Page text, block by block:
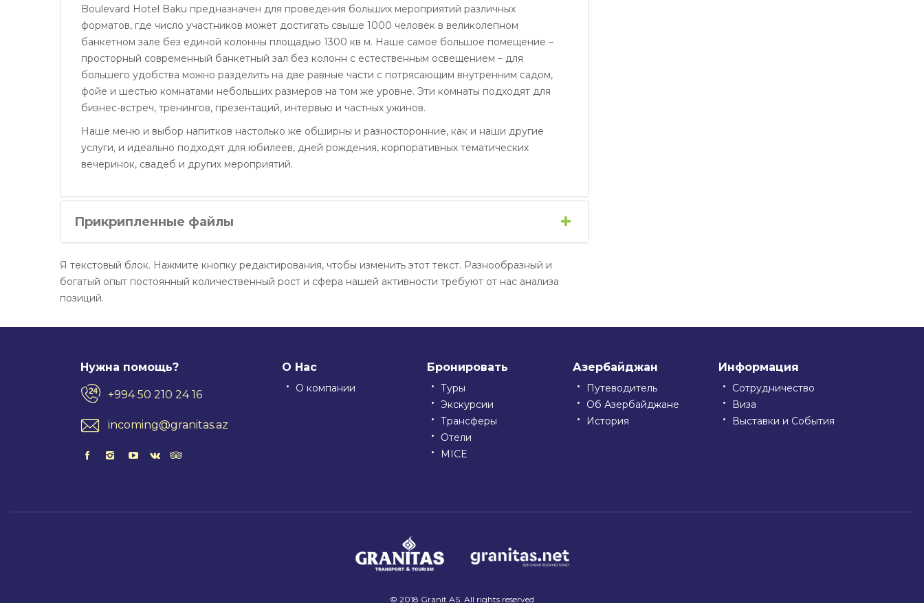
Boulevard Hotel Baku предназначен для проведения больших мероприятий различных
форматов, где число участников может достигать свыше 1000 человек в великолепном
банкетном зале без единой колонны площадью 1300 кв м. Наше самое большое помещение –
просторный современный банкетный зал без колонн с естественным освещением – для
большего удобства можно разделить на две равные части с потрясающим внутренним садом,
фойе и шестью комнатами небольших размеров на том же уровне. Эти комнаты подходят для
бизнес-встреч, тренингов, презентаций, интервью и частных ужинов.
Наше меню и выбор напитков настолько же обширны и разносторонние, как и наши другие
услуги, и идеально подходят для юбилеев, дней рождения, корпоративных тематических
вечеринок, свадеб и других мероприятий.
Прикрипленные файлы
Я текстовый блок. Нажмите кнопку редактирования, чтобы изменить этот текст. Разнообразный и
богатый опыт постоянный количественный рост и сфера нашей активности требуют от нас анализа
позиций.
Нужна помощь?
+994 50 210 24 16
incoming@granitas.az
О Нас
О компании
Бронировать
Туры
Экскурсии
Трансферы
Отели
MICE
Азербайджан
Путеводитель
Об Азербайджане
История
Информация
Сотрудничество
Виза
Выставки и События
© 2018 Granit AS. All rights reserved